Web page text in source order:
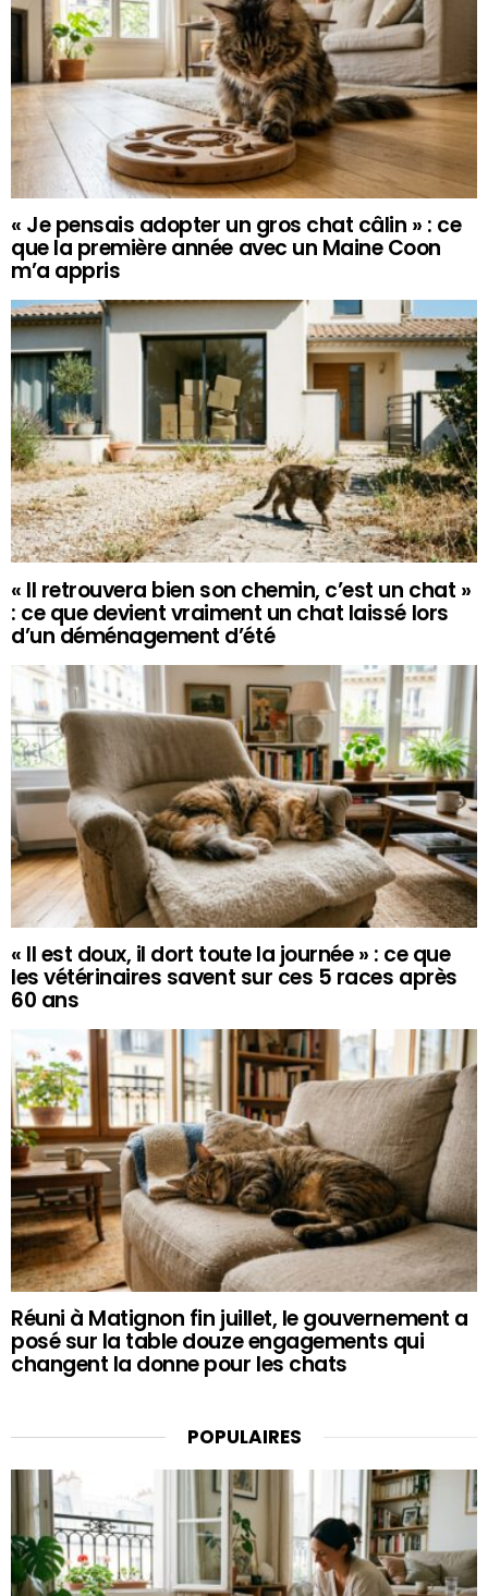
« Je pensais adopter un gros chat câlin » : ce
que la première année avec un Maine Coon
m’a appris
« Il retrouvera bien son chemin, c’est un chat »
: ce que devient vraiment un chat laissé lors
d’un déménagement d’été
« Il est doux, il dort toute la journée » : ce que
les vétérinaires savent sur ces 5 races après
60 ans
Réuni à Matignon fin juillet, le gouvernement a
posé sur la table douze engagements qui
changent la donne pour les chats
POPULAIRES